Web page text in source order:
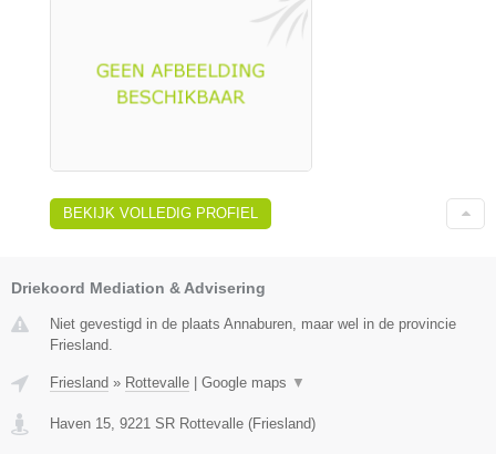
BEKIJK VOLLEDIG PROFIEL
Driekoord Mediation & Advisering
Niet gevestigd in de plaats Annaburen, maar wel in de provincie
Friesland.
Friesland » Rottevalle | Google maps ▼
Haven 15 9221 SR Rottevalle (Friesland)